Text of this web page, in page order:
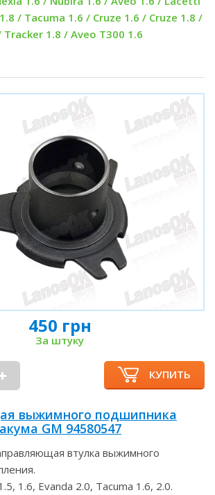
/ Tacuma 1.6 / Cruze 1.6 / Cruze 1.8 /
Tracker 1.8 / Aveo T300 1.6
450 грн
За штуку
КУПИТЬ
выжимного подшипника
GM 94580547
втулка выжимного
1.6, Evanda 2.0, Tacuma 1.6, 2.0.